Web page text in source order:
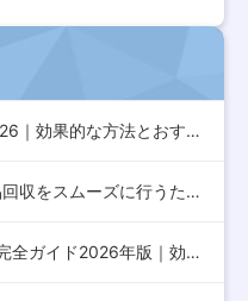
シーズニング対策完全ガイド2026｜効果的な方法とおすすめア…
2026年最新版：亀山市で不用品回収をスムーズに行うための完…
浦安市のエアコンクリーニング完全ガイド2026年版｜効果的な…